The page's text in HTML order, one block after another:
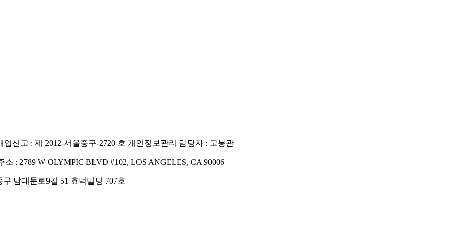
업신고 : 제 2012-서울중구-2720 호 개인정보관리 담당자 : 고봉관
소 : 2789 W OLYMPIC BLVD #102, LOS ANGELES, CA 90006
남대문로9길 51 효덕빌딩 707호